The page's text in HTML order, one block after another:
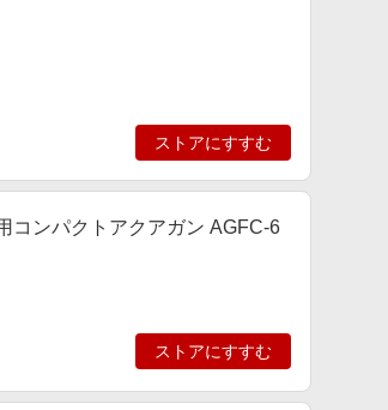
ストアにすすむ
コンパクトアクアガン AGFC-6
ストアにすすむ